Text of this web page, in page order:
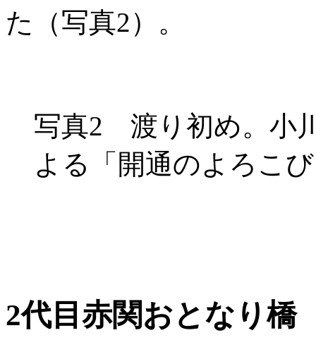
た（写真2）。
写真2 渡り初め。小
よる「開通のよろこ
2代目赤関おとなり橋